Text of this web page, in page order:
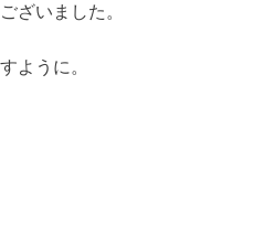
ざいました。
ように。